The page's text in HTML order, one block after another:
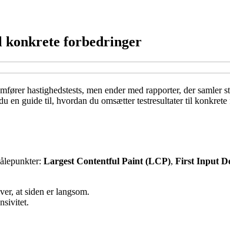
konkrete forbedringer
hastighedstests, men ender med rapporter, der
en guide til, hvordan du omsætter testresultater til
Largest Contentful Paint (LCP), First Input
at siden er langsom.